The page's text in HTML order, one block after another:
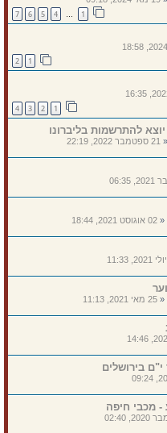
…
4
5
6
7
2
2
3
4
להתרשמות בליברונו
21 ספטמבר 2022, 22:19
02 אוגוסט 2021, 18:44
25 מאי 2021, 11:13
מכבי חיפה